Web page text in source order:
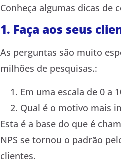
Conheça algumas dicas de
1. Faça aos seus
As perguntas são muito
milhões de pesquisas.:
Em uma escala de 0 a
Qual é o motivo mais
Esta é a base do que é
NPS se tornou o padrão
clientes.